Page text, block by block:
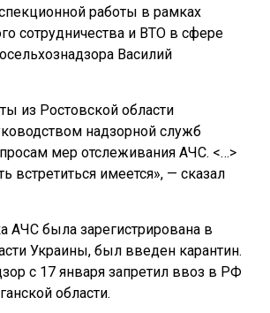
работы в рамках
сотрудничества и ВТО в сфере
Василий
из Ростовской области
надзорной служб
мер отслеживания АЧС. <…>
встретиться имеется», — сказал
АЧС была зарегистрирована в
Украины, был введен карантин.
с 17 января запретил ввоз в РФ
области.